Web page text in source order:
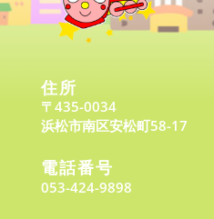
住所
〒435-0034
浜松市南区安松町58-17
電話番号
053-424-9898